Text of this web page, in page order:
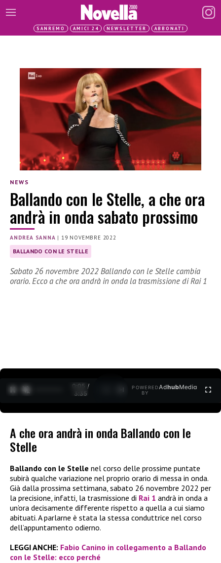
SANREMO AMICI 24 NEWSLETTER ABBONATI
NEWS
Ballando con le Stelle, a che ora
andrà in onda sabato prossimo
ANDREA SANNA | 19 NOVEMBRE 2022
BALLANDO CON LE STELLE
Sabato 26 novembre 2022 Ballando con le Stelle cambia
orario. Ecco a che ora andrà in onda la trasmissione di Rai 1
0:06 /
3:35
POWERED
BY
AdhubMedia
A che ora andrà in onda Ballando con le
Stelle
Ballando con le Stelle nel corso delle prossime puntate
subirà qualche variazione nel proprio orario di messa in onda.
Già dalla prossima settimana, sabato 26 novembre 2022 per
la precisione, infatti, la trasmissione di Rai 1 andrà in onda a
un’ora decisamente differente rispetto a quella a cui siamo
abituati. A parlarne è stata la stessa conduttrice nel corso
dell’appuntamento odierno.
LEGGI ANCHE: Fabio Canino in collegamento a Ballando
con le Stelle: ecco perché